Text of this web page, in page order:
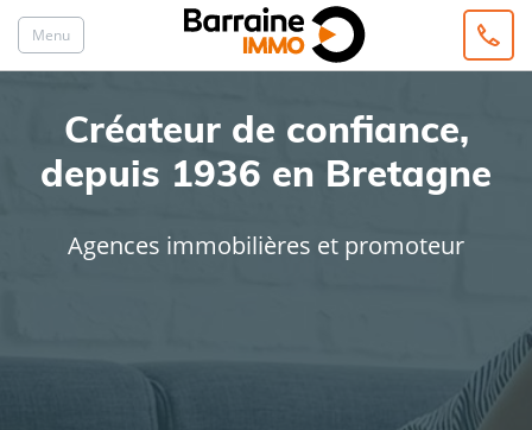
Menu
Créateur de confiance,
depuis 1936 en Bretagne
Agences immobilières et promoteur